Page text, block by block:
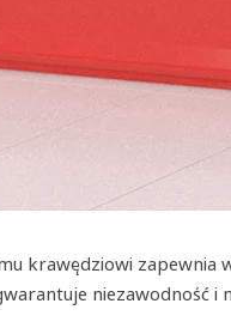
krawędziowi
niezawodność i